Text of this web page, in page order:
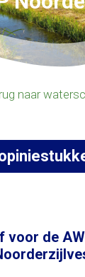
naar
voor de